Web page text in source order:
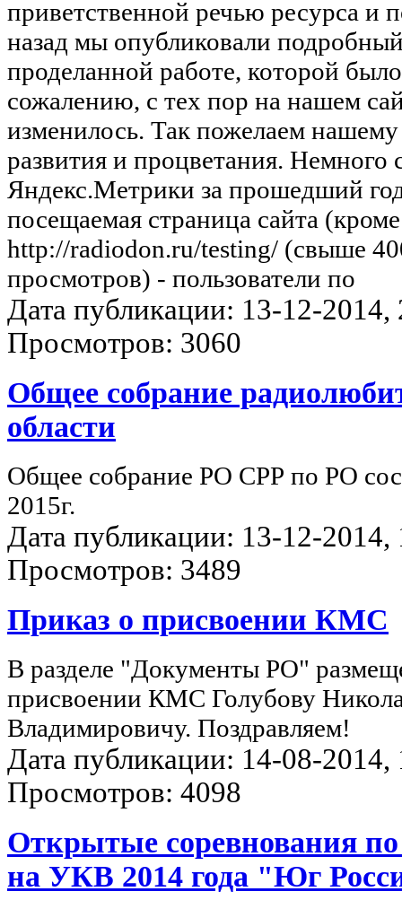
приветственной речью ресурса и
назад мы опубликовали
проделанной работе, которой
сожалению, с тех пор на нашем
изменилось. Так пожелаем нашему
развития и процветания. Немного
Яндекс.Метрики за прошедший
посещаемая страница сайта
http://radiodon.ru/testing/ (свыше
просмотров) - пользователи по
Дата публикации: 13-12-2014,
Просмотров: 3060
Общее собрание
области
Общее собрание РО СРР по РО
2015г.
Дата публикации: 13-12-2014,
Просмотров: 3489
Приказ о присвоении КМС
В разделе "Документы РО"
присвоении КМС Голубову
Владимировичу. Поздравляем!
Дата публикации: 14-08-2014,
Просмотров: 4098
Открытые соревнования по
на УКВ 2014 года "Юг